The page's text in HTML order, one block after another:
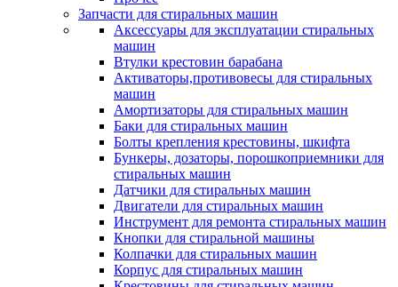
Запчасти для стиральных машин
Аксессуары для эксплуатации стиральных
машин
Втулки крестовин барабана
Активаторы,противовесы для стиральных
машин
Амортизаторы для стиральных машин
Баки для стиральных машин
Болты крепления крестовины, шкифта
Бункеры, дозаторы, порошкоприемники для
стиральных машин
Датчики для стиральных машин
Двигатели для стиральных машин
Инструмент для ремонта стиральных машин
Кнопки для стиральной машины
Колпачки для стиральных машин
Корпус для стиральных машин